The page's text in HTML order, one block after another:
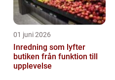
01 juni 2026
Inredning som lyfter
butiken från funktion till
upplevelse